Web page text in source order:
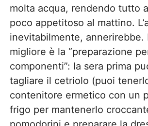
molta acqua, rendendo tutto
poco appetitoso al mattino.
inevitabilmente, annerirebbe.
migliore è la “preparazione
componenti”: la sera prima
tagliare il cetriolo (puoi
contenitore ermetico con un
frigo per mantenerlo